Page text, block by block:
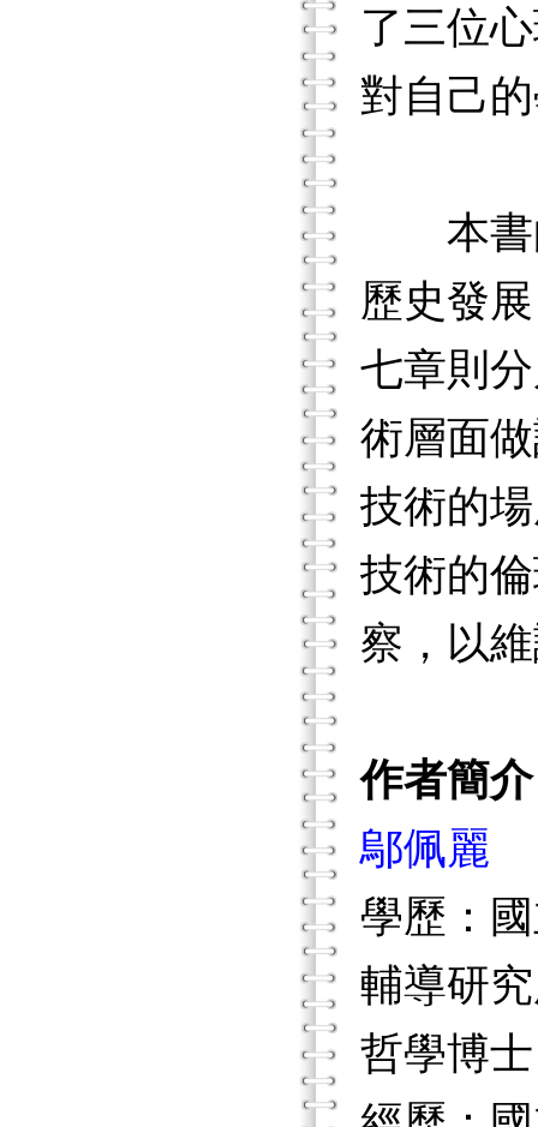
了三位
對自己
本書的
歷史發
七章則
術層面
技術的
技術的
察，以
作者簡介
鄔佩麗
學歷：
輔導研
哲學博